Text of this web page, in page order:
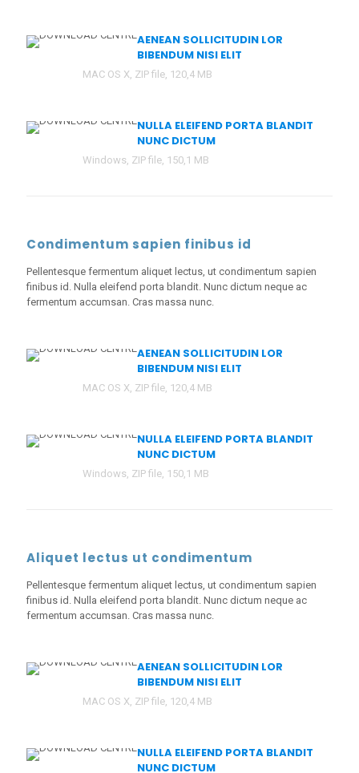
AENEAN SOLLICITUDIN LOR
BIBENDUM NISI ELIT
MAC OS X, ZIP file, 120,4 MB
NULLA ELEIFEND PORTA BLANDIT
NUNC DICTUM
Windows, ZIP file, 150,1 MB
Condimentum sapien finibus id
Pellentesque fermentum aliquet lectus, ut condimentum sapien
finibus id. Nulla eleifend porta blandit. Nunc dictum neque ac
fermentum accumsan. Cras massa nunc.
AENEAN SOLLICITUDIN LOR
BIBENDUM NISI ELIT
MAC OS X, ZIP file, 120,4 MB
NULLA ELEIFEND PORTA BLANDIT
NUNC DICTUM
Windows, ZIP file, 150,1 MB
Aliquet lectus ut condimentum
Pellentesque fermentum aliquet lectus, ut condimentum sapien
finibus id. Nulla eleifend porta blandit. Nunc dictum neque ac
fermentum accumsan. Cras massa nunc.
AENEAN SOLLICITUDIN LOR
BIBENDUM NISI ELIT
MAC OS X, ZIP file, 120,4 MB
NULLA ELEIFEND PORTA BLANDIT
NUNC DICTUM